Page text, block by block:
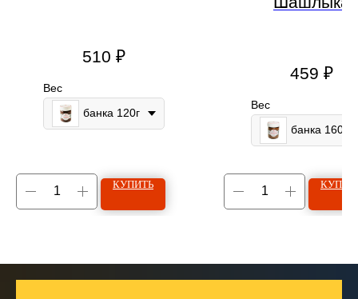
510 ₽
Вес
банка 120г
КУПИТЬ
459 ₽
Вес
банка 160г